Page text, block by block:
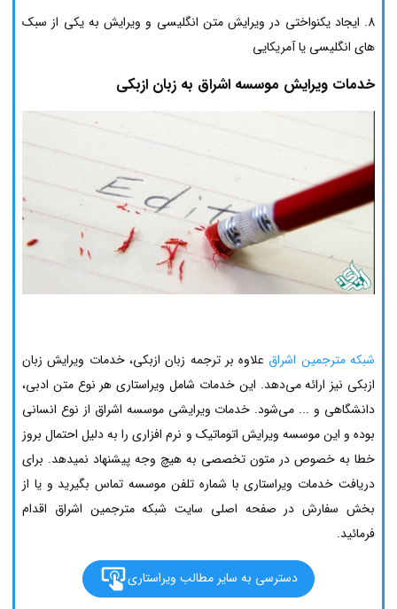
8. ایجاد یکنواختی در ویرایش متن انگلیسی و ویرایش به یکی از سبک
های انگلیسی یا آمریکایی
خدمات ویرایش موسسه اشراق به زبان ازبکی
شبکه مترجمین اشراق علاوه بر ترجمه زبان ازبکی، خدمات ویرایش زبان
ازبکی نیز ارائه می‌دهد. این خدمات شامل ویراستاری هر نوع متن ادبی،
دانشگاهی و ... می‌شود. خدمات ویرایشی موسسه اشراق از نوع انسانی
بوده و این موسسه ویرایش اتوماتیک و نرم افزاری را به دلیل احتمال بروز
خطا به خصوص در متون تخصصی به هیچ وجه پیشنهاد نمیدهد. برای
دریافت خدمات ویراستاری با شماره تلفن موسسه تماس بگیرید و یا از
بخش سفارش در صفحه اصلی سایت شبکه مترجمین اشراق اقدام
فرمائید.
دسترسی به سایر مطالب ویراستاری